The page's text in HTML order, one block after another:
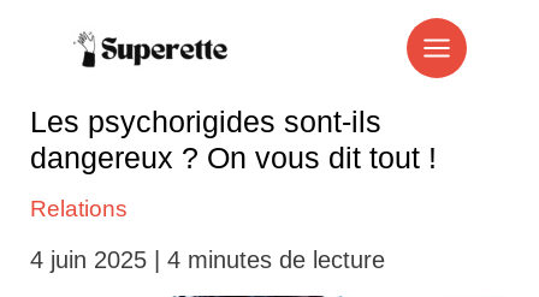
Les psychorigides sont-ils
dangereux ? On vous dit tout !
Relations
4 juin 2025 4 minutes de lecture